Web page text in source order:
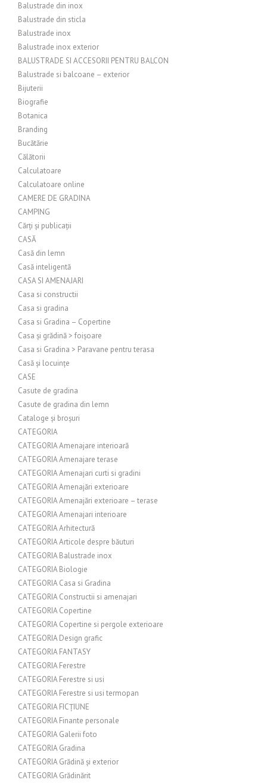
Balustrade din inox
Balustrade din sticla
Balustrade inox
Balustrade inox exterior
BALUSTRADE SI ACCESORII PENTRU BALCON
Balustrade si balcoane – exterior
Bijuterii
Biografie
Botanica
Branding
Bucătărie
Călătorii
Calculatoare
Calculatoare online
CAMERE DE GRADINA
CAMPING
Cărți și publicații
CASĂ
Casă din lemn
Casă inteligentă
CASA SI AMENAJARI
Casa si constructii
Casa si gradina
Casa si Gradina – Copertine
Casa și grădină > foișoare
Casa si Gradina > Paravane pentru terasa
Casă și locuințe
CASE
Casute de gradina
Casute de gradina din lemn
Cataloge și broșuri
CATEGORIA
CATEGORIA Amenajare interioară
CATEGORIA Amenajare terase
CATEGORIA Amenajari curti si gradini
CATEGORIA Amenajări exterioare
CATEGORIA Amenajări exterioare – terase
CATEGORIA Amenajari interioare
CATEGORIA Arhitectură
CATEGORIA Articole despre băuturi
CATEGORIA Balustrade inox
CATEGORIA Biologie
CATEGORIA Casa si Gradina
CATEGORIA Constructii si amenajari
CATEGORIA Copertine
CATEGORIA Copertine si pergole exterioare
CATEGORIA Design grafic
CATEGORIA FANTASY
CATEGORIA Ferestre
CATEGORIA Ferestre si usi
CATEGORIA Ferestre si usi termopan
CATEGORIA FICȚIUNE
CATEGORIA Finante personale
CATEGORIA Galerii foto
CATEGORIA Gradina
CATEGORIA Grădină și exterior
CATEGORIA Grădinărit